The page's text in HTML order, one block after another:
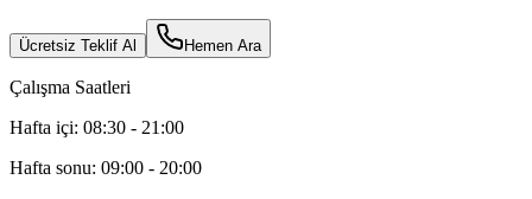
Ücretsiz Teklif Al Hemen Ara
Çalışma Saatleri
Hafta içi: 08:30 - 21:00
Hafta sonu: 09:00 - 20:00